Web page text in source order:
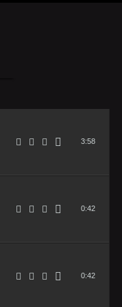
3:58
0:42
0:42